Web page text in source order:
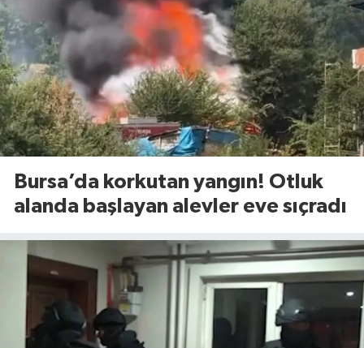
Bursa’da korkutan yangın! Otluk
alanda başlayan alevler eve sıçradı